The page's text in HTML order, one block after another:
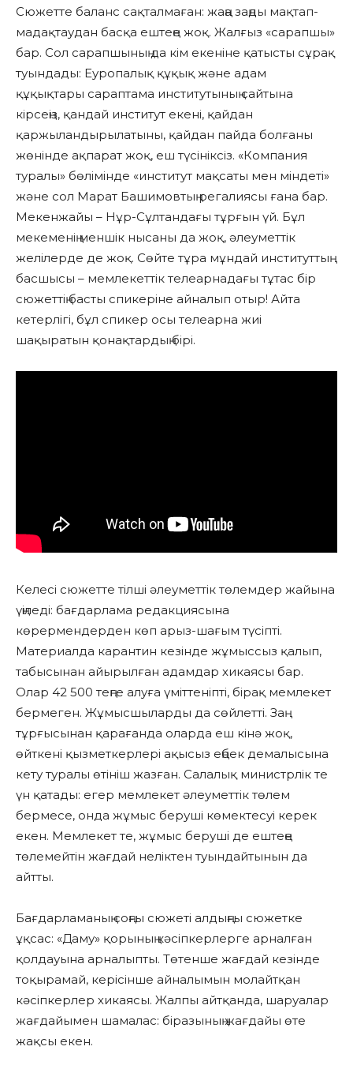
Сюжетте баланс сақталмаған: жаңа заңды мақтап-
мадақтаудан басқа ештеңе жоқ. Жалғыз «сарапшы»
бар. Сол сарапшының да кім екеніне қатысты сұрақ
туындады: Еуропалық құқық және адам
құқықтары сараптама институтының сайтына
кірсеңіз, қандай институт екені, қайдан
қаржыландырылатыны, қайдан пайда болғаны
жөнінде ақпарат жоқ, еш түсініксіз. «Компания
туралы» бөлімінде «институт мақсаты мен міндеті»
және сол Марат Башимовтың регалиясы ғана бар.
Мекенжайы – Нұр-Сұлтандағы тұрғын үй. Бұл
мекеменің меншік нысаны да жоқ, әлеуметтік
желілерде де жоқ. Сөйте тұра мұндай институттың
басшысы – мемлекеттік телеарнадағы тұтас бір
сюжеттің басты спикеріне айналып отыр! Айта
кетерлігі, бұл спикер осы телеарна жиі
шақыратын қонақтардың бірі.
Келесі сюжетте тілші әлеуметтік төлемдер жайына
үңіледі: бағдарлама редакциясына
көрермендерден көп арыз-шағым түсіпті.
Материалда карантин кезінде жұмыссыз қалып,
табысынан айырылған адамдар хикаясы бар.
Олар 42 500 теңге алуға үміттеніпті, бірақ мемлекет
бермеген. Жұмысшыларды да сөйлетті. Заң
тұрғысынан қарағанда оларда еш кінә жоқ,
өйткені қызметкерлері ақысыз еңбек демалысына
кету туралы өтініш жазған. Салалық министрлік те
үн қатады: егер мемлекет әлеуметтік төлем
бермесе, онда жұмыс беруші көмектесуі керек
екен. Мемлекет те, жұмыс беруші де ештеңе
төлемейтін жағдай неліктен туындайтынын да
айтты.
Бағдарламаның соңғы сюжеті алдыңғы сюжетке
ұқсас: «Даму» қорының кәсіпкерлерге арналған
қолдауына арналыпты. Төтенше жағдай кезінде
тоқырамай, керісінше айналымын молайтқан
кәсіпкерлер хикаясы. Жалпы айтқанда, шаруалар
жағдайымен шамалас: біразының жағдайы өте
жақсы екен.